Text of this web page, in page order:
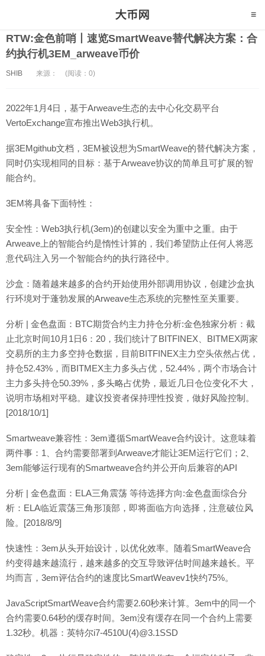
RTW:金色前哨丨速览SmartWeave替代解决方案：合
约执行机3EM_arweave币价
SHIB 来源： (阅读：0)
2022年1月4日，基于Arweave生态的去中心化交易平台
VertoExchange宣布推出Web3执行机。
据3EMgithub文档，3EM被设想为SmartWeave的替代解决方案，
同时仍实现相同的目标：基于Arweave协议的简单且可扩展的智
能合约。
3EM将具备下面特性：
安全性：Web3执行机(3em)的创建以安全为重中之重。由于
Arweave上的智能合约是惰性计算的，我们希望防止任何人将恶
意代码注入另一个智能合约的执行路径中。
沙盒：随着越来越多的合约开始使用外部调用协议，创建沙盒执
行环境对于蓬勃发展的Arweave生态系统的完整性至关重要。
分析 | 金色盘面：BTC期货合约主力持仓分析:金色独家分析：截
止北京时间10月1日6：20，我们统计了BITFINEX、BITMEX两家
交易所的主力多空持仓数据，目前BITFINEX主力空头依然占优，
持仓52.43%，而BITMEX主力多头占优，52.44%，两个市场合计
主力多头持仓50.39%，多头略占优势，最近几日仓位变化不大，
说明市场相对平稳。建议投资者保持理性投资，做好风险控制。
[2018/10/1]
Smartweave兼容性：3em遵循SmartWeave合约设计。这意味着
两件事：1、合约需要部署到Arweave才能让3EM运行它们；2、
3em能够运行现有的Smartweave合约并公开向后兼容的API
分析 | 金色盘面：ELA三角震荡 等待选择方向:金色盘面综合分
析：ELA临近震荡三角形顶部，即将面临方向选择，注意破位风
险。[2018/8/9]
快速性：3em从头开始设计，以优化效率。随着SmartWeave合
约变得越来越流行，越来越多的交互导致评估时间越来越长。平
均而言，3em评估合约的速度比SmartWeavev1快约75%。
JavaScriptSmartWeave合约需要2.60秒来计算。3em中的同一个
合约需要0.64秒的缓存时间。3em没有缓存在同一个合约上需要
1.32秒。机器：英特尔i7-4510U(4)@3.1SSD